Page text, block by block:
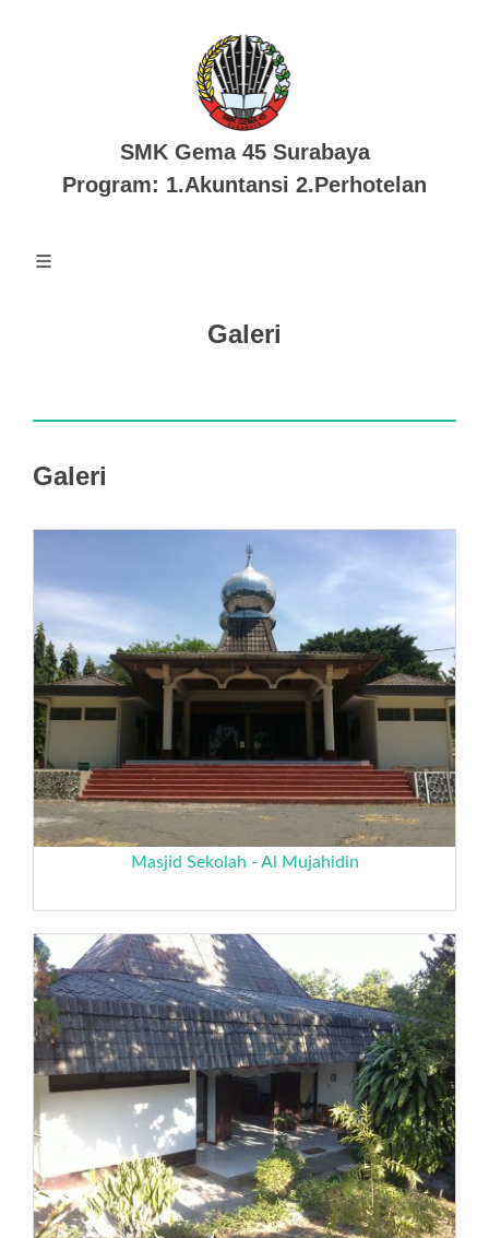
SMK Gema 45 Surabaya
Program: 1.Akuntansi 2.Perhotelan
Galeri
Galeri
Masjid Sekolah - Al Mujahidin